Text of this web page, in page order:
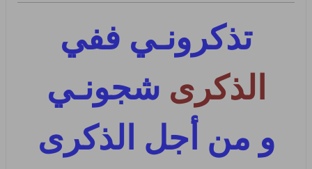
تذكرونـي ففي
الذكرى شجونـي
و من أجل الذكرى